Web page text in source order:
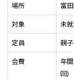
場所
富
対象
未
定員
親
会費
年
回)